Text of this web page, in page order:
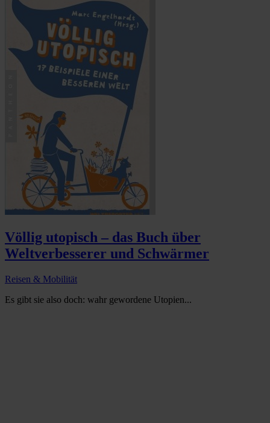
Völlig utopisch – das Buch über
Weltverbesserer und Schwärmer
Reisen & Mobilität
Es gibt sie also doch: wahr gewordene Utopien...